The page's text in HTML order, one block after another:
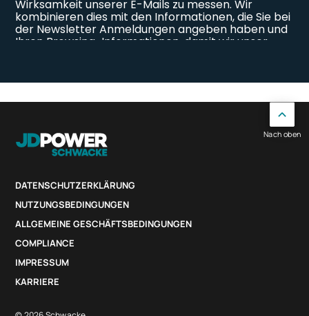
DATENSCHUTZERKLÄRUNG
NUTZUNGSBEDINGUNGEN
ALLGEMEINE GESCHÄFTSBEDINGUNGEN
COMPLIANCE
IMPRESSUM
KARRIERE
Nach oben